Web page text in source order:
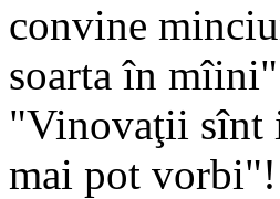
convine
soarta în
"Vinovaţii sînt
mai pot vorbi"!